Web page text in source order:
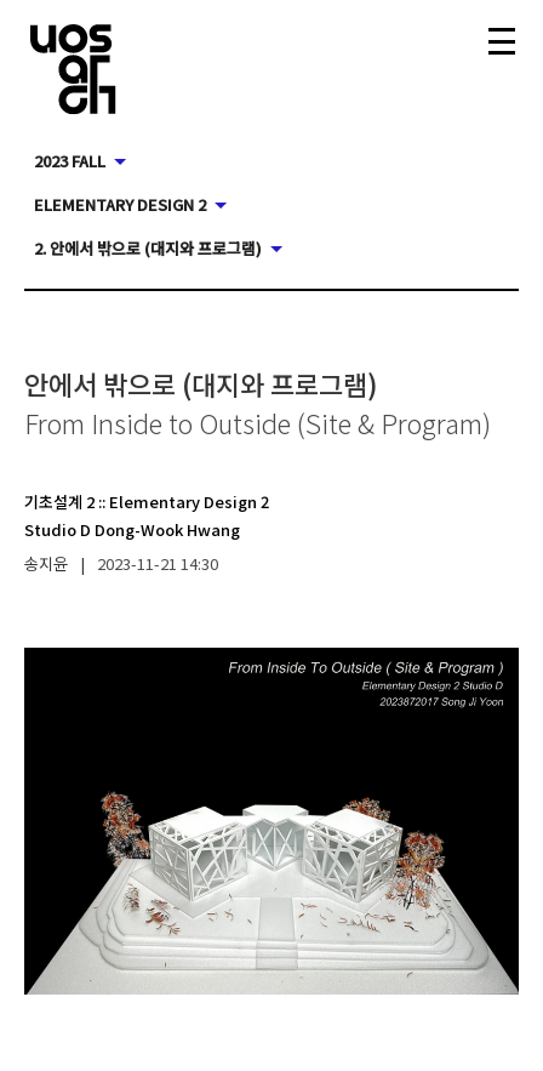
2023 FALL
ELEMENTARY DESIGN 2
2. 안에서 밖으로 (대지와 프로그램)
안에서 밖으로 (대지와 프로그램)
From Inside to Outside (Site & Program)
기초설계 2 :: Elementary Design 2
Studio D Dong-Wook Hwang
송지윤 | 2023-11-21 14:30